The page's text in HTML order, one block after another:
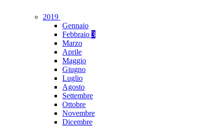
2019
Gennaio
Febbraio 3
Marzo
Aprile
Maggio
Giugno
Luglio
Agosto
Settembre
Ottobre
Novembre
Dicembre